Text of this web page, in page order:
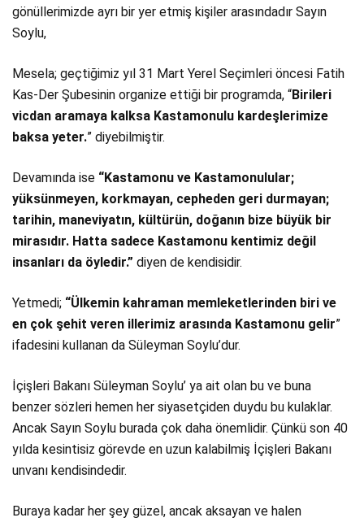
gönüllerimizde ayrı bir yer etmiş kişiler arasındadır Sayın
Soylu,
Mesela; geçtiğimiz yıl 31 Mart Yerel Seçimleri öncesi Fatih
Kas-Der Şubesinin organize ettiği bir programda, “Birileri
vicdan aramaya kalksa Kastamonulu kardeşlerimize
baksa yeter.” diyebilmiştir.
Devamında ise “Kastamonu ve Kastamonulular;
yüksünmeyen, korkmayan, cepheden geri durmayan;
tarihin, maneviyatın, kültürün, doğanın bize büyük bir
mirasıdır. Hatta sadece Kastamonu kentimiz değil
insanları da öyledir.” diyen de kendisidir.
Yetmedi; “Ülkemin kahraman memleketlerinden biri ve
en çok şehit veren illerimiz arasında Kastamonu gelir”
ifadesini kullanan da Süleyman Soylu’dur.
İçişleri Bakanı Süleyman Soylu’ ya ait olan bu ve buna
benzer sözleri hemen her siyasetçiden duydu bu kulaklar.
Ancak Sayın Soylu burada çok daha önemlidir. Çünkü son 40
yılda kesintisiz görevde en uzun kalabilmiş İçişleri Bakanı
unvanı kendisindedir.
Buraya kadar her şey güzel, ancak aksayan ve halen